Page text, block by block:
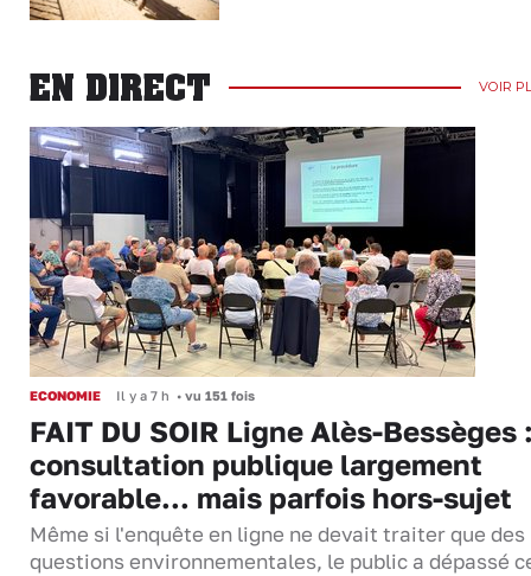
EN DIRECT VOIR
ECONOMIE Il y a 7 h • vu 151 fois
FAIT DU SOIR Ligne Alès-Bessèges
consultation publique largement
favorable... mais parfois hors-sujet
Même si l'enquête en ligne ne devait traiter que des
questions environnementales, le public a dépassé